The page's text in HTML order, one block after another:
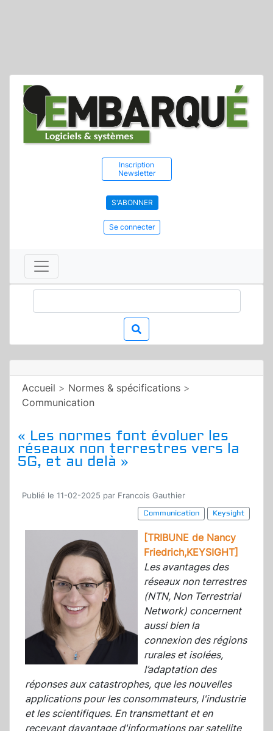
Inscription
Newsletter
S'ABONNER
Se connecter
Accueil > Normes & spécifications >
Communication
« Les normes font évoluer les
réseaux non terrestres vers la
5G, et au delà »
Publié le 11-02-2025 par Francois Gauthier
Communication
Keysight
[TRIBUNE de Nancy
Friedrich,KEYSIGHT]
Les avantages des
réseaux non terrestres
(NTN, Non Terrestrial
Network) concernent
aussi bien la
connexion des régions
rurales et isolées,
l’adaptation des
réponses aux catastrophes, que les nouvelles
applications pour les consommateurs, l'industrie
et les scientifiques. En transmettant et en
recevant davantage d'informations par satellite